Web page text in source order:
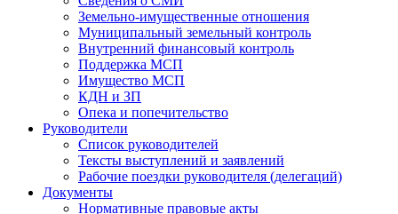
Земельно-имущественные отношения
Муниципальный земельный контроль
Внутренний финансовый контроль
Поддержка МСП
Имущество МСП
КДН и ЗП
Опека и попечительство
Руководители
Список руководителей
Тексты выступлений и заявлений
Рабочие поездки руководителя (делегаций)
Документы
Нормативные правовые акты